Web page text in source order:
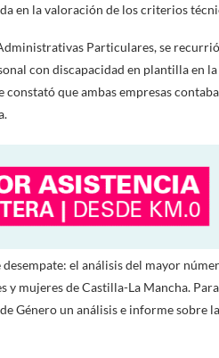
en la valoración de los criterios
Particulares, se
con discapacidad en plantilla en
que ambas empresas
el análisis del mayor
mujeres de Castilla-La Mancha.
Género un análisis e informe sobre